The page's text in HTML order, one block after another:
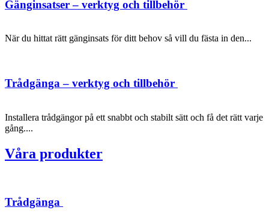
Gänginsatser – verktyg och tillbehör
När du hittat rätt gänginsats för ditt behov så vill du fästa in den...
Trådgänga – verktyg och tillbehör
Installera trådgängor på ett snabbt och stabilt sätt och få det rätt varje
gång....
Våra produkter
Trådgänga